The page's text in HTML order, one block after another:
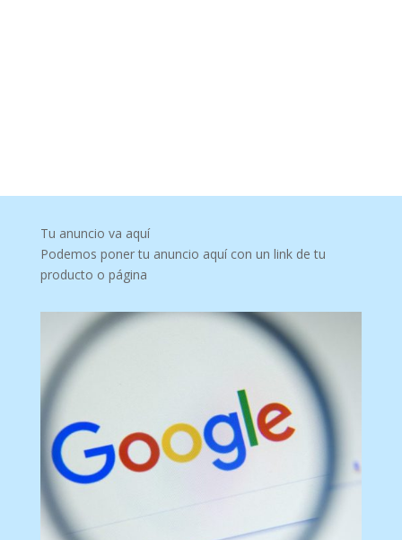
Tu anuncio va aquí
Podemos poner tu anuncio aquí con un link de tu
producto o página